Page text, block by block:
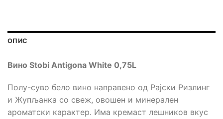
ОПИС
Вино Stobi Antigona White 0,75L
Полу-суво бело вино направено од Рајски Ризлинг
и Жупљанка со свеж, овошен и минерален
ароматски карактер. Има кремаст лешников вкус